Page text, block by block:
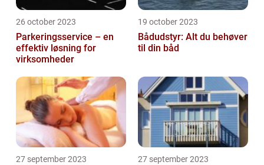
26 october 2023
Parkeringsservice – en
effektiv løsning for
virksomheder
19 october 2023
Bådudstyr: Alt du behøver
til din båd
27 september 2023 27 september 2023